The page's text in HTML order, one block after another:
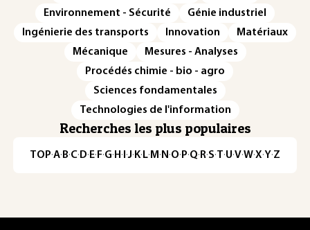
Environnement - Sécurité
Génie industriel
Ingénierie des transports
Innovation
Matériaux
Mécanique
Mesures - Analyses
Procédés chimie - bio - agro
Sciences fondamentales
Technologies de l'information
Recherches les plus populaires
TOP·A·B·C· D· E· F·G· H · ·J· K· L· M · N ·O· P·Q· R·S·T·U·V·W·X·Y·Z